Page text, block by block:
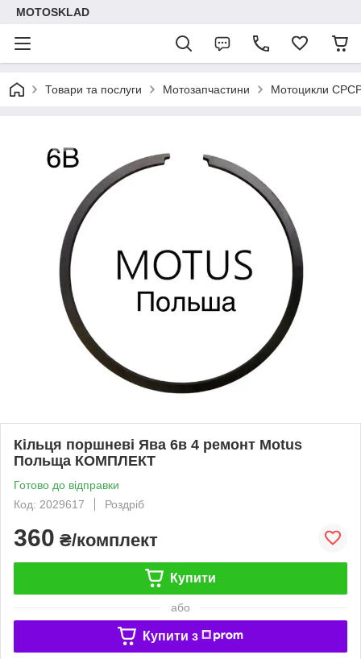
MOTOSKLAD
Товари та послуги Мотозапчастини Мотоцикли
Кільця поршневі Ява 6в 4 ремонт Motus
Польща КОМПЛЕКТ
Готово до відправки
Код: 2029617
Роздріб
360 ₴/комплект
Купити
або
Купити з